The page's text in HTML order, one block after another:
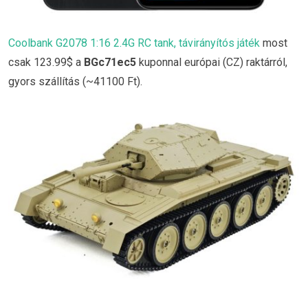
Coolbank G2078 1:16 2.4G RC tank, távirányítós játék most
csak 123.99$ a BGc71ec5 kuponnal európai (CZ) raktárról,
gyors szállítás (~41100 Ft).